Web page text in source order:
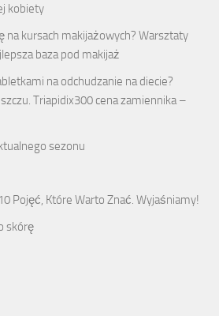
kobiety
na kursach makijażowych? Warsztaty
baza pod makijaż
na odchudzanie na diecie?
Triapidix300 cena zamiennika –
sezonu
Pojęć, Które Warto Znać. Wyjaśniamy!
skórę